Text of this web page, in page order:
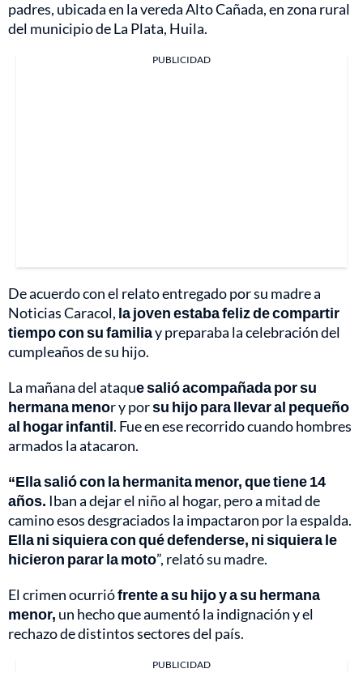
padres, ubicada en la vereda Alto Cañada, en zona rural
del municipio de La Plata, Huila.
PUBLICIDAD
De acuerdo con el relato entregado por su madre a
Noticias Caracol, la joven estaba feliz de compartir
tiempo con su familiay preparaba la celebración del
cumpleaños de su hijo.
La mañana del ataque salió acompañada por su
hermana menor y porsu hijo para llevar al pequeño
al hogar infantil. Fue en ese recorrido cuando hombres
armados la atacaron.
“Ella salió con la hermanita menor, que tiene 14
años. Iban a dejar el niño al hogar, pero a mitad de
camino esos desgraciados la impactaron por la espalda.
Ella ni siquiera con qué defenderse, ni siquiera le
hicieron parar la moto”, relató su madre.
El crimen ocurriófrente a su hijo y a su hermana
menor, un hecho que aumentó la indignación y el
rechazo de distintos sectores del país.
PUBLICIDAD